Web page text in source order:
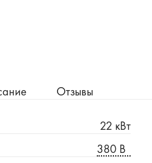
Отзывы
22 кВт
380 В